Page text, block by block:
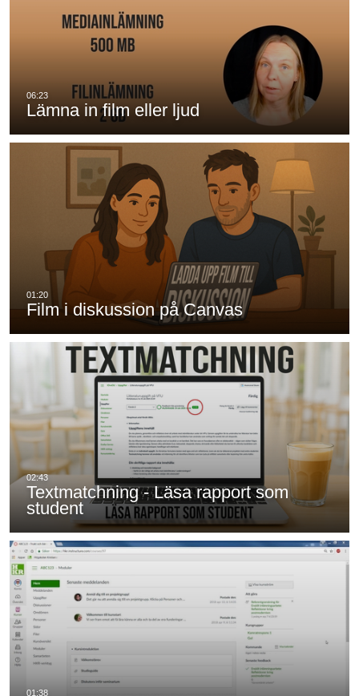
Lämna in film eller ljud
Film i diskussion på Canvas
Textmatchning - Läsa rapport som
student